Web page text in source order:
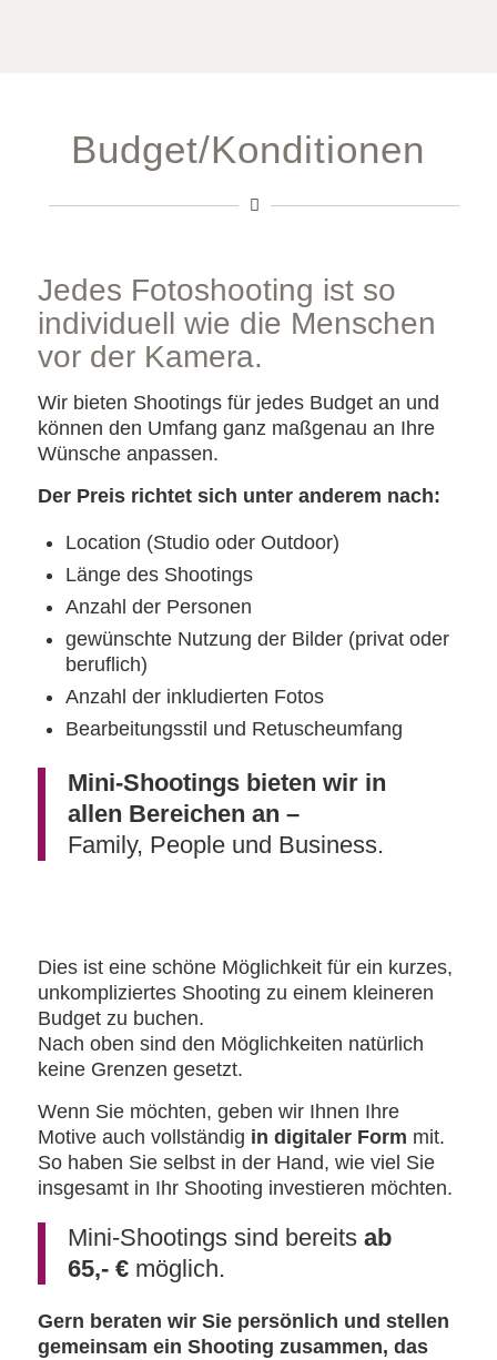
Budget/Konditionen
Jedes Fotoshooting ist so
individuell wie die Menschen
vor der Kamera.
Wir bieten Shootings für jedes Budget an und
können den Umfang ganz maßgenau an Ihre
Wünsche anpassen.
Der Preis richtet sich unter anderem nach:
Location (Studio oder Outdoor)
Länge des Shootings
Anzahl der Personen
gewünschte Nutzung der Bilder (privat oder
beruflich)
Anzahl der inkludierten Fotos
Bearbeitungsstil und Retuscheumfang
Mini-Shootings bieten wir in
allen Bereichen an –
Family, People und Business.
Dies ist eine schöne Möglichkeit für ein kurzes,
unkompliziertes Shooting zu einem kleineren
Budget zu buchen.
Nach oben sind den Möglichkeiten natürlich
keine Grenzen gesetzt.
Wenn Sie möchten, geben wir Ihnen Ihre
Motive auch vollständig in digitaler Form mit.
So haben Sie selbst in der Hand, wie viel Sie
insgesamt in Ihr Shooting investieren möchten.
Mini-Shootings sind bereits ab
65,- €möglich.
Gern beraten wir Sie persönlich und stellen
gemeinsam ein Shooting zusammen, das